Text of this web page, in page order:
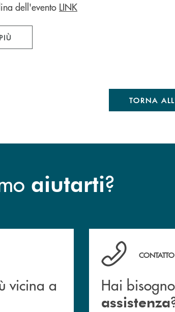
dell'evento LINK
TORNA
aiutarti?
vicina a
Hai bisogno di
Hai
assistenza